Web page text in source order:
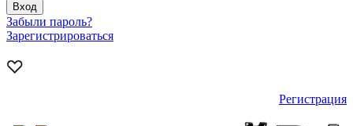
Забыли пароль?
Зарегистрироваться
Регистрация